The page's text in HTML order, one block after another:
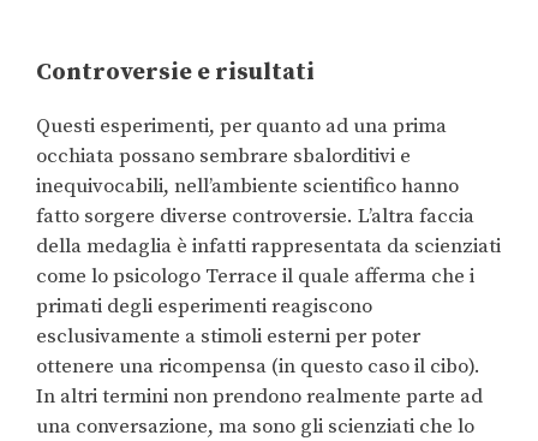
Controversie e risultati
Questi esperimenti, per quanto ad una prima
occhiata possano sembrare sbalorditivi e
inequivocabili, nell’ambiente scientifico hanno
fatto sorgere diverse controversie. L’altra faccia
della medaglia è infatti rappresentata da scienziati
come lo psicologo Terrace il quale afferma che i
primati degli esperimenti reagiscono
esclusivamente a stimoli esterni per poter
ottenere una ricompensa (in questo caso il cibo).
In altri termini non prendono realmente parte ad
una conversazione, ma sono gli scienziati che lo